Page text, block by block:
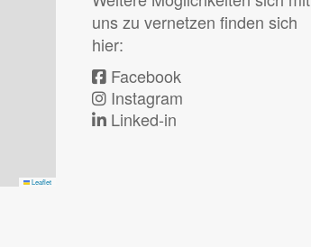
Leaflet
uns zu vernetzen finden sich
hier:
Facebook
Instagram
Linked-in